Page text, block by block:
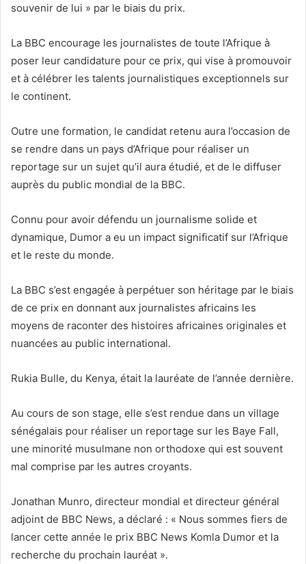
souvenir de lui » par le biais du prix.
La BBC encourage les journalistes de toute l’Afrique à
poser leur candidature pour ce prix, qui vise à promouvoir
et à célébrer les talents journalistiques exceptionnels sur
le continent.
Outre une formation, le candidat retenu aura l’occasion de
se rendre dans un pays d’Afrique pour réaliser un
reportage sur un sujet qu’il aura étudié, et de le diffuser
auprès du public mondial de la BBC.
Connu pour avoir défendu un journalisme solide et
dynamique, Dumor a eu un impact significatif sur l’Afrique
et le reste du monde.
La BBC s’est engagée à perpétuer son héritage par le biais
de ce prix en donnant aux journalistes africains les
moyens de raconter des histoires africaines originales et
nuancées au public international.
Rukia Bulle, du Kenya, était la lauréate de l’année dernière.
Au cours de son stage, elle s’est rendue dans un village
sénégalais pour réaliser un reportage sur les Baye Fall,
une minorité musulmane non orthodoxe qui est souvent
mal comprise par les autres croyants.
Jonathan Munro, directeur mondial et directeur général
adjoint de BBC News, a déclaré : « Nous sommes fiers de
lancer cette année le prix BBC News Komla Dumor et la
recherche du prochain lauréat ».